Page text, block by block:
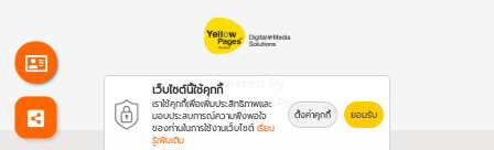
Powered By
Thailand YellowPages
เว็บไซต์นี้ใช้คุกกี้
เราใช้คุกกี้เพื่อเพิ่มประสิทธิภาพและ
มอบประสบการณ์ความพึงพอใจ
ของท่านในการใช้งานเว็บไซต์ เรียน
รู้เพิ่มเติม
ตั้งค่าคุกกี้ ยอมรับ